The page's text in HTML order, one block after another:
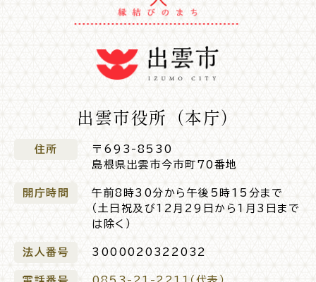
出雲市役所（本庁）
住所
〒693-8530
島根県出雲市今市町70番地
開庁時間
午前8時30分から午後5時15分まで
（土日祝及び12月29日から1月3日まで
は除く）
法人番号 3000020322032